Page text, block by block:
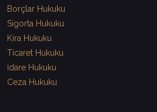
Borçlar Hukuku
Sigorta Hukuku
Kira Hukuku
Ticaret Hukuku
İdare Hukuku
Ceza Hukuku